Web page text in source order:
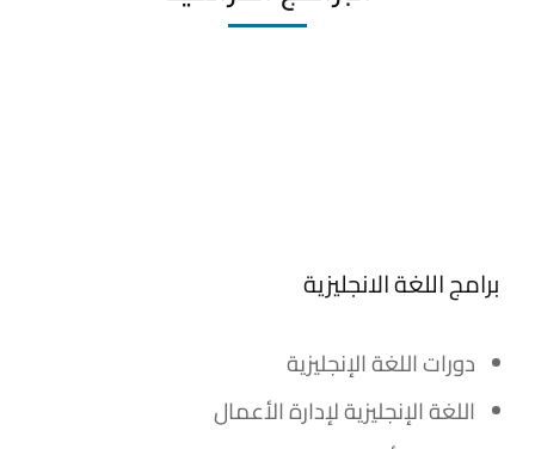
برامج اللغة الانجليزية
دورات اللغة الإنجليزية
اللغة الإنجليزية لإدارة الأعمال